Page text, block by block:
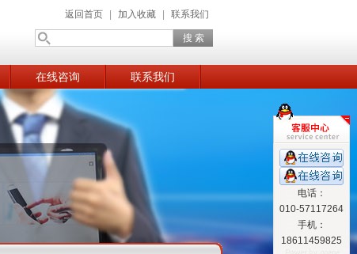
返回首页 加入收藏 联系我们
在线咨询 联系我们
电话：
010-57117264
手机：
18611459825